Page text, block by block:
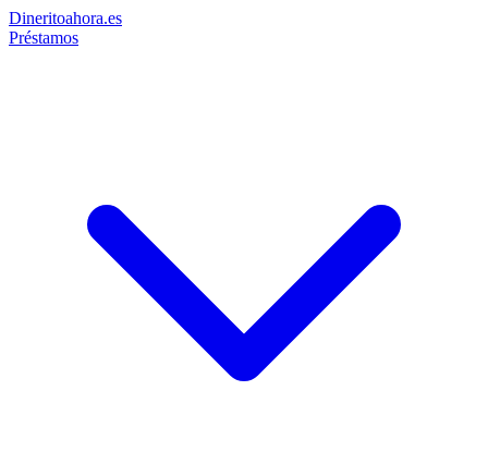
Dineritoahora.es
Préstamos